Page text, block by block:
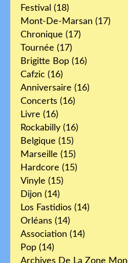
Festival (18)
Mont-De-Marsan (17)
Chronique (17)
Tournée (17)
Brigitte Bop (16)
Cafzic (16)
Anniversaire (16)
Concerts (16)
Livre (16)
Rockabilly (16)
Belgique (15)
Marseille (15)
Hardcore (15)
Vinyle (15)
Dijon (14)
Los Fastidios (14)
Orléans (14)
Association (14)
Pop (14)
Archives De La Zone